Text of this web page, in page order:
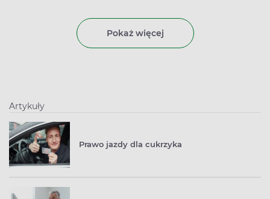
Pokaż więcej
Artykuły
Prawo jazdy dla cukrzyka